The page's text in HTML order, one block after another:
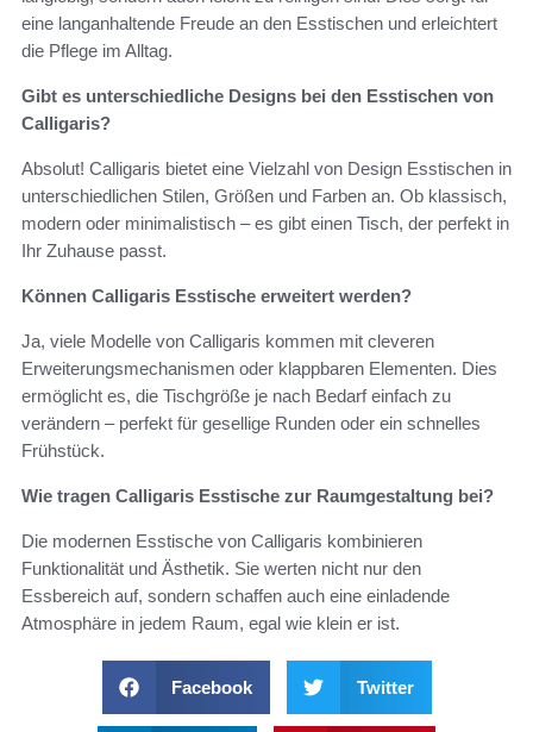
eine langanhaltende Freude an den Esstischen und erleichtert
die Pflege im Alltag.
Gibt es unterschiedliche Designs bei den Esstischen von
Calligaris?
Absolut! Calligaris bietet eine Vielzahl von Design Esstischen in
unterschiedlichen Stilen, Größen und Farben an. Ob klassisch,
modern oder minimalistisch – es gibt einen Tisch, der perfekt in
Ihr Zuhause passt.
Können Calligaris Esstische erweitert werden?
Ja, viele Modelle von Calligaris kommen mit cleveren
Erweiterungsmechanismen oder klappbaren Elementen. Dies
ermöglicht es, die Tischgröße je nach Bedarf einfach zu
verändern – perfekt für gesellige Runden oder ein schnelles
Frühstück.
Wie tragen Calligaris Esstische zur Raumgestaltung bei?
Die modernen Esstische von Calligaris kombinieren
Funktionalität und Ästhetik. Sie werten nicht nur den
Essbereich auf, sondern schaffen auch eine einladende
Atmosphäre in jedem Raum, egal wie klein er ist.
Facebook Twitter